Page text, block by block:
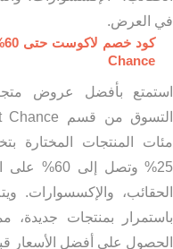
في العرض.
Chance
مئات المنتجات المختارة
25% وتصل إلى
الحقائب، والإكسسوارات.
باستمرار بمنتجات
الحصول على أفضل الأسعار